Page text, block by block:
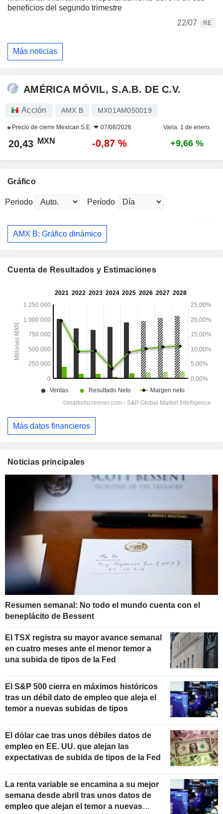
beneficios del segundo trimestre
22/07
RE
Más noticias
AMÉRICA MÓVIL, S.A.B. DE C.V.
Acción AMX B MX01AM050019
Precio de cierre Mexican S.E. 07/08/2026 Varia. 1 de enero.
20,43 MXN -0,87 % +9,66 %
Gráfico
Periodo Período
AMX B: Gráfico dinámico
Cuenta de Resultados y Estimaciones
Más datos financieros
Noticias principales
Resumen semanal: No todo el mundo cuenta con el
beneplácito de Bessent
El TSX registra su mayor avance semanal
en cuatro meses ante el menor temor a
una subida de tipos de la Fed
El S&P 500 cierra en máximos históricos
tras un débil dato de empleo que aleja el
temor a nuevas subidas de tipos
El dólar cae tras unos débiles datos de
empleo en EE. UU. que alejan las
expectativas de subida de tipos de la Fed
La renta variable se encamina a su mejor
semana desde abril tras unos datos de
empleo que alejan el temor a nuevas